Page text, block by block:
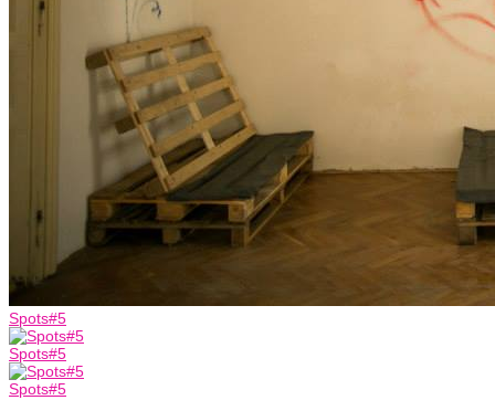
Spots#5
Spots#5
Spots#5